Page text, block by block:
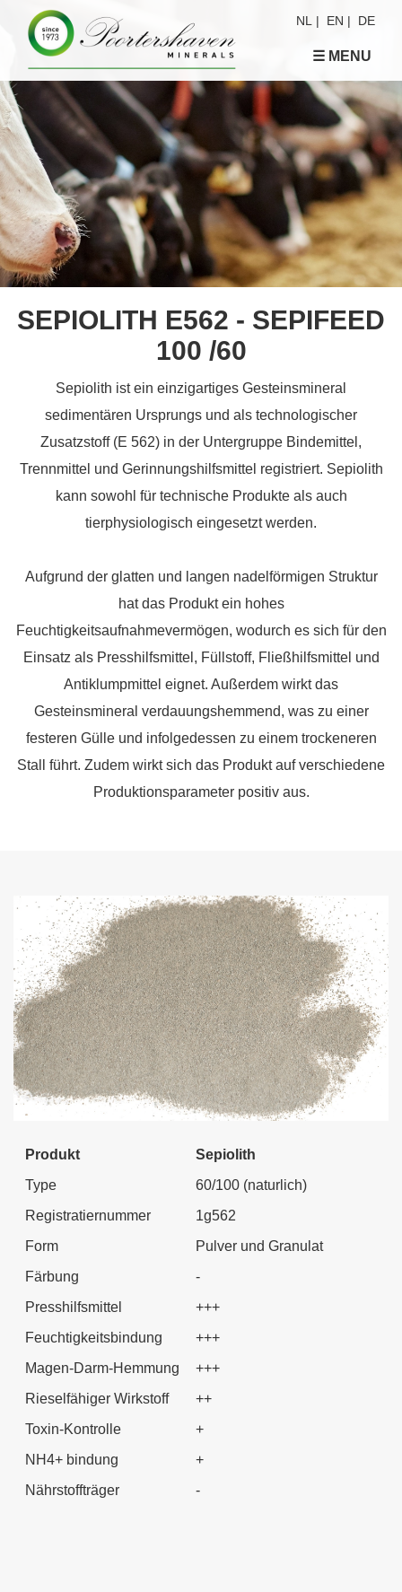
NL | EN | DE
☰ MENU
SEPIOLITH E562 - SEPIFEED
100 /60
Sepiolith ist ein einzigartiges Gesteinsmineral
sedimentären Ursprungs und als technologischer
Zusatzstoff (E 562) in der Untergruppe Bindemittel,
Trennmittel und Gerinnungshilfsmittel registriert. Sepiolith
kann sowohl für technische Produkte als auch
tierphysiologisch eingesetzt werden.
Aufgrund der glatten und langen nadelförmigen Struktur
hat das Produkt ein hohes
Feuchtigkeitsaufnahmevermögen, wodurch es sich für den
Einsatz als Presshilfsmittel, Füllstoff, Fließhilfsmittel und
Antiklumpmittel eignet. Außerdem wirkt das
Gesteinsmineral verdauungshemmend, was zu einer
festeren Gülle und infolgedessen zu einem trockeneren
Stall führt. Zudem wirkt sich das Produkt auf verschiedene
Produktionsparameter positiv aus.
Produkt
Sepiolith
Type
60/100 (naturlich)
Registratiernummer
1g562
Form
Pulver und Granulat
Färbung
-
Presshilfsmittel
+++
Feuchtigkeitsbindung
+++
Magen-Darm-Hemmung
+++
Rieselfähiger Wirkstoff
++
Toxin-Kontrolle
+
NH4+ bindung
+
Nährstoffträger
-